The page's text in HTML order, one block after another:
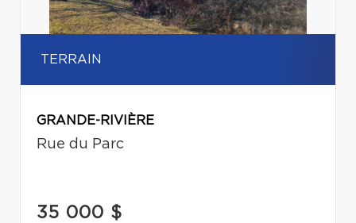
TERRAIN
GRANDE-RIVIÈRE
Rue du Parc
35 000 $